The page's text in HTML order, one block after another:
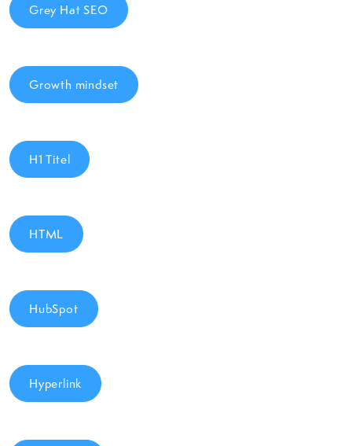
Grey Hat SEO
Growth mindset
H1 Titel
HTML
HubSpot
Hyperlink